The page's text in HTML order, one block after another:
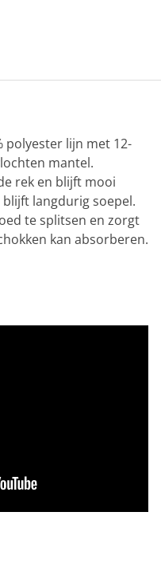
polyester lijn met 12-
mantel.
rek en blijft mooi
langdurig soepel.
te splitsen en zorgt
kan absorberen.